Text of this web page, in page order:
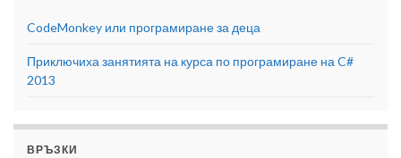
CodeMonkey или програмиране за деца
Приключиха занятията на курса по програмиране на C#
2013
ВРЪЗКИ